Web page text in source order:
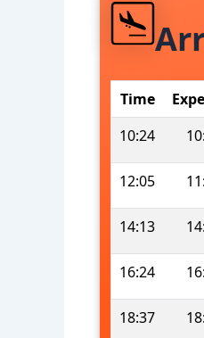
Time
10:24
12:05
14:13
16:24
18:37